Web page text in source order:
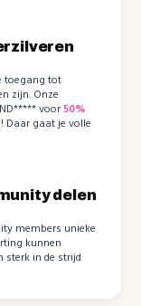
toegang tot
zijn. Onze
voor50%
Daar gaat je volle
delen
members unieke
kunnen
sterk in de strijd